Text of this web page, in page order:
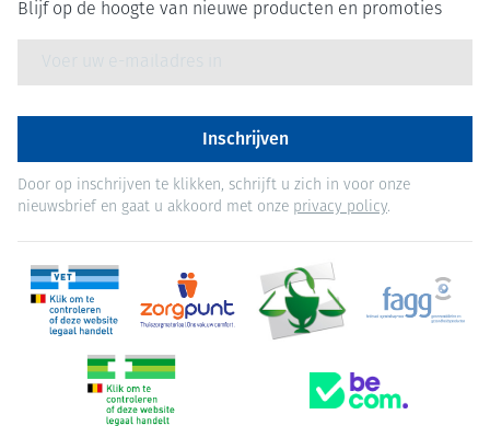
Blijf op de hoogte van nieuwe producten en promoties
Inschrijven
Door op inschrijven te klikken, schrijft u zich in voor onze
nieuwsbrief en gaat u akkoord met onze privacy policy.